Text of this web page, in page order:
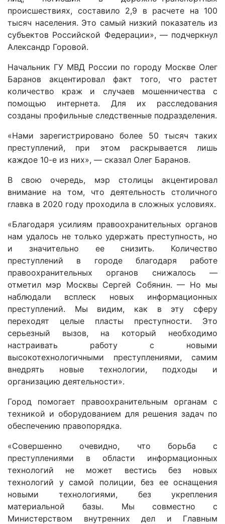
происшествиях, составило 2,9 в расчете на 100
тысяч населения. Это самый низкий показатель из
субъектов Российской Федерации», — подчеркнул
Александр Горовой.
Начальник ГУ МВД России по городу Москве Олег
Баранов акцентировал факт того, что растет
количество краж и случаев мошенничества с
помощью интернета. Для их расследования
созданы профильные следственные подразделения.
«Нами зарегистрировано более 50 тысяч таких
преступлений, при этом раскрывается лишь
каждое 10-е из них», — сказал Олег Баранов.
В свою очередь, мэр столицы акцентировал
внимание на том, что деятельность столичного
главка в 2020 году проходила в сложных условиях.
«Благодаря усилиям правоохранительных органов
нам удалось не только удержать преступность, но
и значительно ее снизить. Количество
преступлений в городе благодаря работе
правоохранительных органов снижалось —
отметил мэр Москвы Сергей Собянин. — Но мы
наблюдали всплеск новых информационных
преступлений. Мы видим, как в эту сферу
переходят целые пласты преступности. Это
серьезный вызов, на который необходимо
настраивать работу с новыми
высокотехнологичными преступлениями, самим
внедрять новые технологии, подходы и
организацию деятельности».
Город помогает правоохранительным органам с
техникой и оборудованием для решения задач по
обеспечению правопорядка.
«Совершенно очевидно, что борьба с
преступлениями в области информационных
технологий не может вестись без новых
технологий у самой полиции, без ее оснащения
новыми технологиями, без укрепления
материальной базы. Мы совместно с
Министерством внутренних дел и Главным